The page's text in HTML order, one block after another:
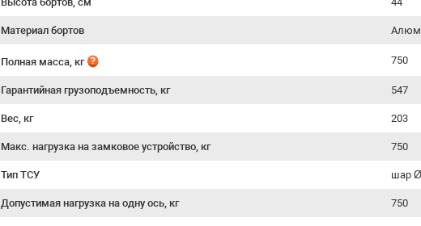
Материал бортов
Полная масса, кг 750
Гарантийная грузоподъемность, кг 547
Вес, кг 203
Макс. нагрузка на замковое устройство, кг 750
Тип ТСУ шар
Допустимая нагрузка на одну ось, кг 750